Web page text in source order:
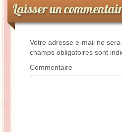
Laisser un
Votre adresse e-mail ne sera
champs obligatoires sont
Commentaire